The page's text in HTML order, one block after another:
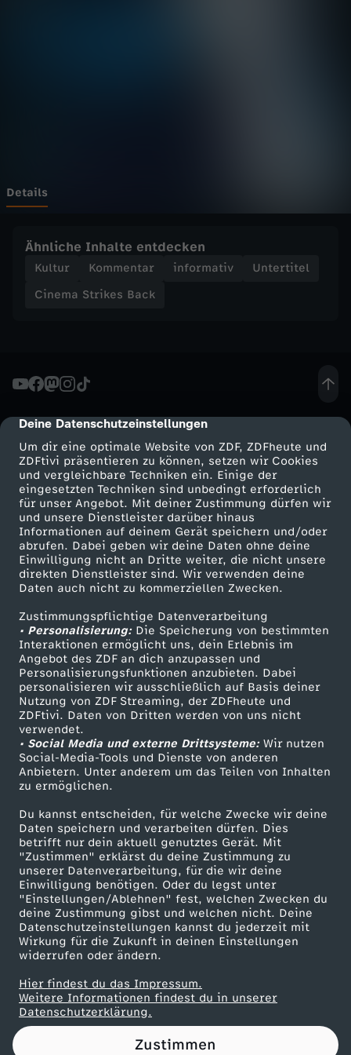
cmp-dialog-description
Deine Datenschutzeinstellungen
Um dir eine optimale Website von ZDF, ZDFheute und
ZDFtivi präsentieren zu können, setzen wir Cookies
und vergleichbare Techniken ein. Einige der
eingesetzten Techniken sind unbedingt erforderlich
für unser Angebot. Mit deiner Zustimmung dürfen wir
und unsere Dienstleister darüber hinaus
Informationen auf deinem Gerät speichern und/oder
abrufen. Dabei geben wir deine Daten ohne deine
Einwilligung nicht an Dritte weiter, die nicht unsere
direkten Dienstleister sind. Wir verwenden deine
Daten auch nicht zu kommerziellen Zwecken.
Zustimmungspflichtige Datenverarbeitung
• Personalisierung:Die Speicherung von bestimmten
Interaktionen ermöglicht uns, dein Erlebnis im
Angebot des ZDF an dich anzupassen und
Personalisierungsfunktionen anzubieten. Dabei
personalisieren wir ausschließlich auf Basis deiner
Nutzung von ZDF Streaming, der ZDFheute und
ZDFtivi. Daten von Dritten werden von uns nicht
verwendet.
• Social Media und externe Drittsysteme:Wir nutzen
Social-Media-Tools und Dienste von anderen
Anbietern. Unter anderem um das Teilen von Inhalten
zu ermöglichen.
Du kannst entscheiden, für welche Zwecke wir deine
Daten speichern und verarbeiten dürfen. Dies
betrifft nur dein aktuell genutztes Gerät. Mit
"Zustimmen" erklärst du deine Zustimmung zu
unserer Datenverarbeitung, für die wir deine
Einwilligung benötigen. Oder du legst unter
"Einstellungen/Ablehnen" fest, welchen Zwecken du
deine Zustimmung gibst und welchen nicht. Deine
Datenschutzeinstellungen kannst du jederzeit mit
Wirkung für die Zukunft in deinen Einstellungen
widerrufen oder ändern.
Hier findest du das Impressum.
Weitere Informationen findest du in unserer
Datenschutzerklärung.
Zustimmen
s
B
a
-
T
E
R
M
I
N
A
T
O
R
2
:
H
o
h
l
e
Details
Ähnliche Inhalte entdecken
Kultur Kommentar informativ
Untertitel
Cinema Strikes Back
Mehr ZDF
ZDF-Apps
Smart TV
ZDFtext
Livestreams
Sendungen A-Z
TV-Programm
Service
ZDFmitreden
Kontakt zum ZDF
Tickets
Zuschauerservice
Hilfe
ZDF Unternehmen
Karriere
ZDF goes Schule
Werbefernsehen
Mainzelmännchen
Partner